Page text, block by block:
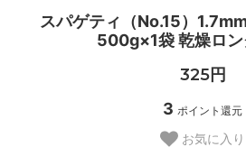
スパゲティ（No.15）
500g×1袋 乾燥ロン
325円
3 ポイント還元
お気に入り